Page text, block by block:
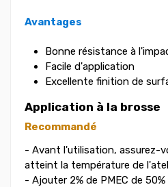
Avantages
Bonne résistance à
Facile d'application
Excellente finition de
Application à la brosse
Recommandé
- Avant l'utilisation, assurez-
atteint la température de
- Ajouter 2% de PMEC de